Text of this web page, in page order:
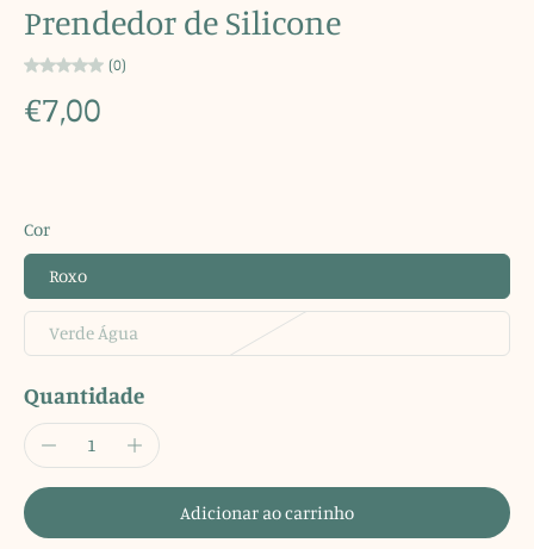
Prendedor de Silicone
(0)
€7,00
Cor
Roxo
Verde Água
Quantidade
Adicionar ao carrinho